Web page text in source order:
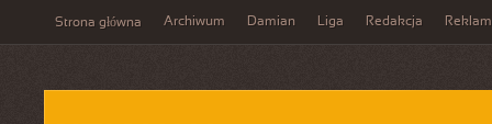
Strona główna Archiwum Damian Liga Redakcja